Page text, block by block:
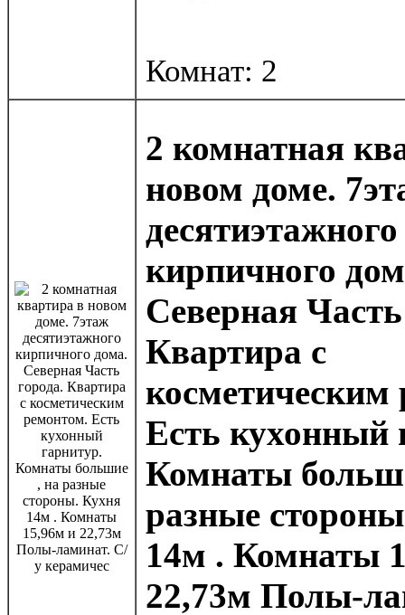
Комнат: 2
2 комнатная
новом доме.
десятиэтажного
кирпичного
Северная
Квартира с
косметическим
Есть кухонный
Комнаты
разные
14м . Комнаты
22,73м Полы-